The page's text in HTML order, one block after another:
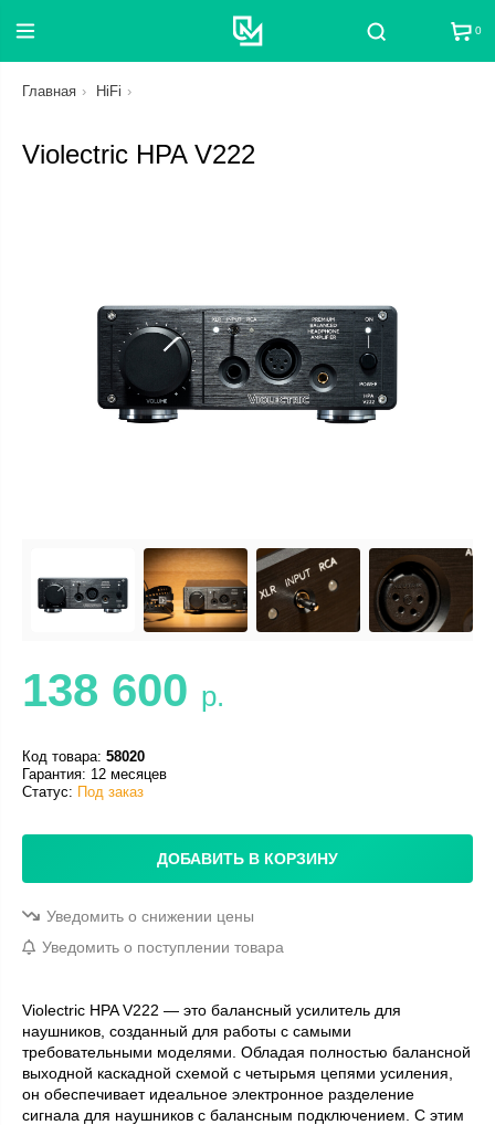
Поиск 0
Главная HiFi
Violectric HPA V222
138 600 р.
Код товара: 58020
Гарантия: 12 месяцев
Статус: Под заказ
ДОБАВИТЬ В КОРЗИНУ
Уведомить о снижении цены
Уведомить о поступлении товара
Violectric HPA V222 — это балансный усилитель для
наушников, созданный для работы с самыми
требовательными моделями. Обладая полностью балансной
выходной каскадной схемой с четырьмя цепями усиления,
он обеспечивает идеальное электронное разделение
сигнала для наушников с балансным подключением. С этим